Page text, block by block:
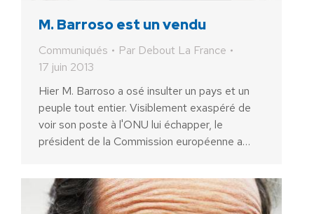
M. Barroso est un vendu
Communiqués Par Debout La France
17 juin 2013
Hier M. Barroso a osé insulter un pays et un
peuple tout entier. Visiblement exaspéré de
voir son poste à l'ONU lui échapper, le
président de la Commission européenne a…